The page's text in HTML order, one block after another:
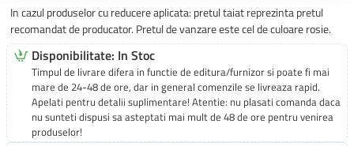
In cazul produselor cu reducere aplicata: pretul taiat reprezinta pretul
recomandat de producator. Pretul de vanzare este cel de culoare rosie.
Disponibilitate: In Stoc
Timpul de livrare difera in functie de editura/furnizor si poate fi mai
mare de 24-48 de ore, dar in general comenzile se livreaza rapid.
Apelati pentru detalii suplimentare! Atentie: nu plasati comanda daca
nu sunteti dispusi sa asteptati mai mult de 48 de ore pentru venirea
produselor!